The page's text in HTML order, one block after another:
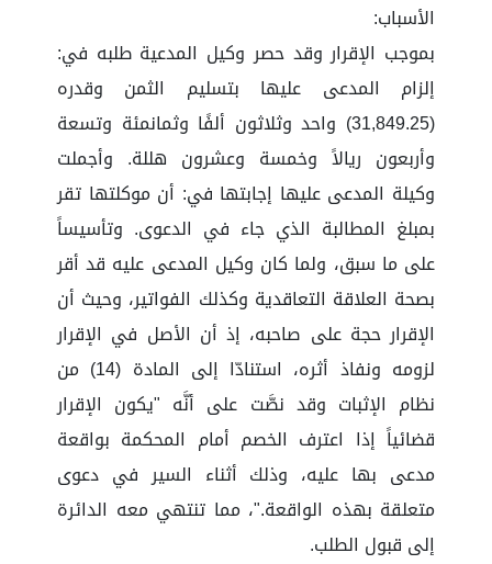
الأسباب:
بموجب الإقرار وقد حصر وكيل المدعية طلبه في:
إلزام المدعى عليها بتسليم الثمن وقدره
(31,849.25) واحد وثلاثون ألفًا وثمانمئة وتسعة
وأربعون ريالاً وخمسة وعشرون هللة. وأجملت
وكيلة المدعى عليها إجابتها في: أن موكلتها تقر
بمبلغ المطالبة الذي جاء في الدعوى. وتأسيساً
على ما سبق، ولما كان وكيل المدعى عليه قد أقر
بصحة العلاقة التعاقدية وكذلك الفواتير، وحيث أن
الإقرار حجة على صاحبه، إذ أن الأصل في الإقرار
لزومه ونفاذ أثره، استنادّا إلى المادة (14) من
نظام الإثبات وقد نصَّت على أنَّه "يكون الإقرار
قضائياً إذا اعترف الخصم أمام المحكمة بواقعة
مدعى بها عليه، وذلك أثناء السير في دعوى
متعلقة بهذه الواقعة."، مما تنتهي معه الدائرة
إلى قبول الطلب.